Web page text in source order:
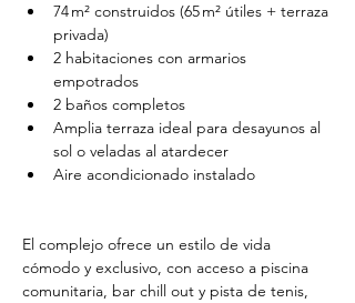
74 m² construidos (65 m² útiles + terraza
privada)
2 habitaciones con armarios
empotrados
2 baños completos
Amplia terraza ideal para desayunos al
sol o veladas al atardecer
Aire acondicionado instalado
El complejo ofrece un estilo de vida
cómodo y exclusivo, con acceso a piscina
comunitaria, bar chill out y pista de tenis,